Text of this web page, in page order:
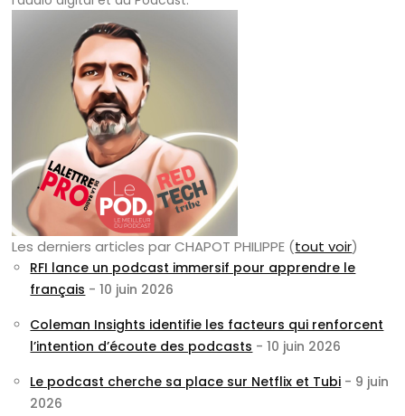
Les derniers articles par CHAPOT PHILIPPE (tout voir)
RFI lance un podcast immersif pour apprendre le
français - 10 juin 2026
Coleman Insights identifie les facteurs qui renforcent
l’intention d’écoute des podcasts - 10 juin 2026
Le podcast cherche sa place sur Netflix et Tubi - 9 juin
2026